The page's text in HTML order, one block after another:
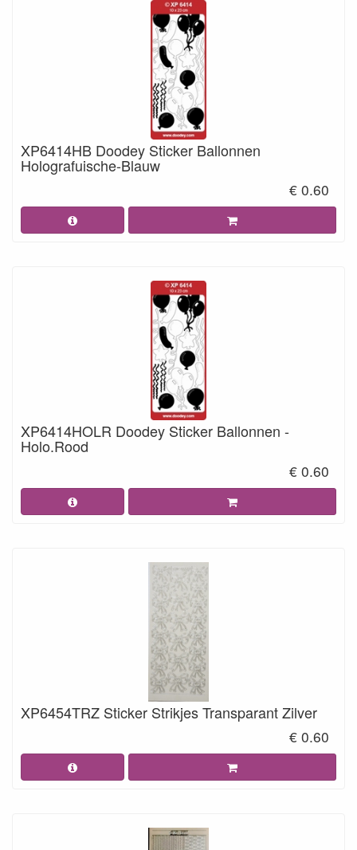
XP6414HB Doodey Sticker Ballonnen
Holografuische-Blauw
€ 0.60
XP6414HOLR Doodey Sticker Ballonnen -
Holo.Rood
€ 0.60
XP6454TRZ Sticker Strikjes Transparant Zilver
€ 0.60